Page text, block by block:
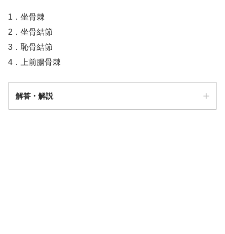
1．坐骨棘
2．坐骨結節
3．恥骨結節
4．上前腸骨棘
解答・解説